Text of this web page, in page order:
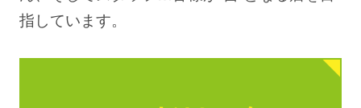
指しています。